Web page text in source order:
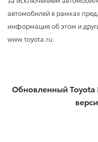
автомобилей в рамках
информация об этом и
www.toyota.ru.
Обновленный Toyota